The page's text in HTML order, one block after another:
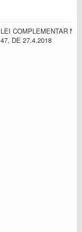
LEI COMPLEMENTAR N.
47, DE 27.4.2018